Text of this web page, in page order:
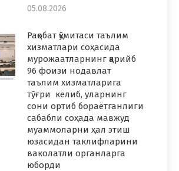
05.08.2026
Рақобат қўмитаси таълим
хизматлари соҳасида
мурожаатларнинг қарийб
96 фоизи нодавлат
таълим хизматларига
тўғри келиб, уларнинг
сони ортиб бораётганлиги
сабабли соҳада мавжуд
муаммоларни ҳал этиш
юзасидан таклифларини
ваколатли органларга
юборди